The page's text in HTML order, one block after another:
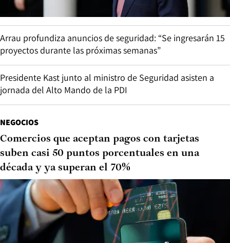
Arrau profundiza anuncios de seguridad: “Se ingresarán 15
proyectos durante las próximas semanas”
Presidente Kast junto al ministro de Seguridad asisten a
jornada del Alto Mando de la PDI
NEGOCIOS
Comercios que aceptan pagos con tarjetas
suben casi 50 puntos porcentuales en una
década y ya superan el 70%